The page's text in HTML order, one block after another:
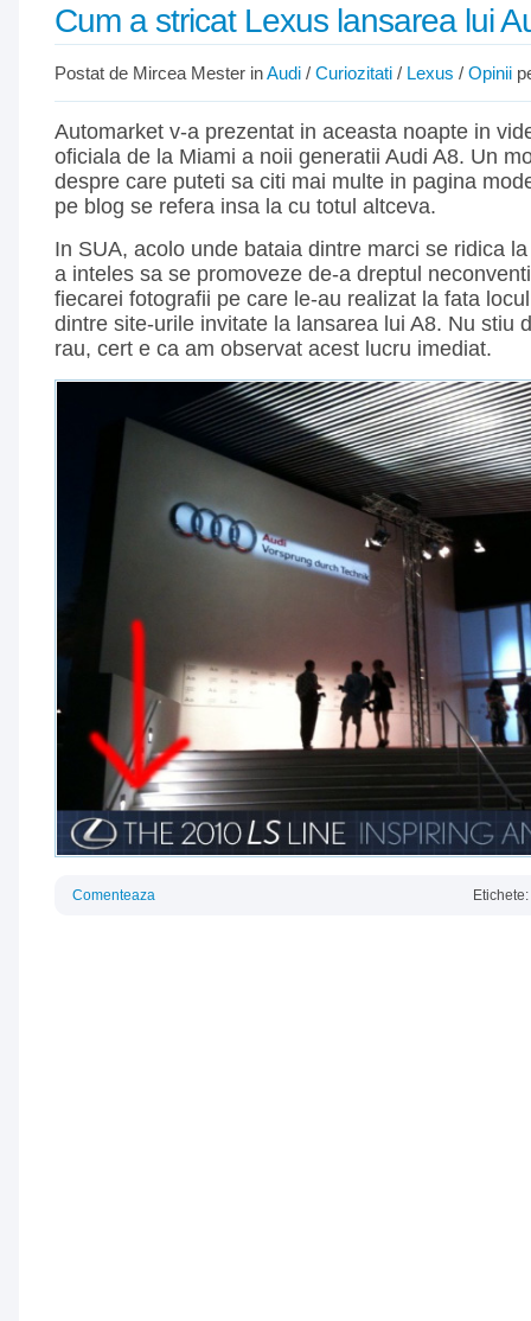
Cum a stricat Lexus lansarea lui
Postat de Mircea Mester inAudi / Curiozitati / Lexus / Opinii
Automarket v-a prezentat in aceasta noapte in
oficiala de la Miami a noii generatii Audi A8. Un
despre care puteti sa citi mai multe in pagina
pe blog se refera insa la cu totul altceva.
In SUA, acolo unde bataia dintre marci se ridica
a inteles sa se promoveze de-a dreptul
fiecarei fotografii pe care le-au realizat la fata
dintre site-urile invitate la lansarea lui A8. Nu stiu
rau, cert e ca am observat acest lucru imediat.
Comenteaza Etichete: